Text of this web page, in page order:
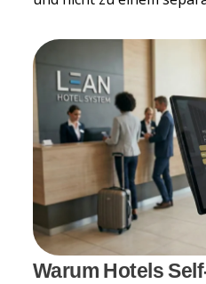
Warum Hotels